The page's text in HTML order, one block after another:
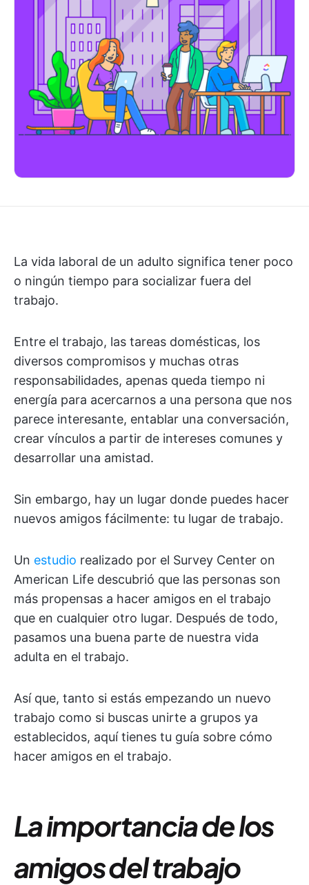
La vida laboral de un adulto significa tener poco
o ningún tiempo para socializar fuera del
trabajo.
Entre el trabajo, las tareas domésticas, los
diversos compromisos y muchas otras
responsabilidades, apenas queda tiempo ni
energía para acercarnos a una persona que nos
parece interesante, entablar una conversación,
crear vínculos a partir de intereses comunes y
desarrollar una amistad.
Sin embargo, hay un lugar donde puedes hacer
nuevos amigos fácilmente: tu lugar de trabajo.
Un estudio realizado por el Survey Center on
American Life descubrió que las personas son
más propensas a hacer amigos en el trabajo
que en cualquier otro lugar. Después de todo,
pasamos una buena parte de nuestra vida
adulta en el trabajo.
Así que, tanto si estás empezando un nuevo
trabajo como si buscas unirte a grupos ya
establecidos, aquí tienes tu guía sobre cómo
hacer amigos en el trabajo.
La importancia de los
amigos del trabajo